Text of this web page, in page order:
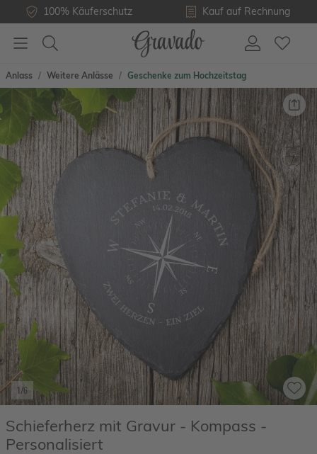
100% Käuferschutz Kauf auf Rechnung
Anlass Weitere Anlässe Geschenke zum Hochzeitstag
1/6
Schieferherz mit Gravur - Kompass -
Personalisiert